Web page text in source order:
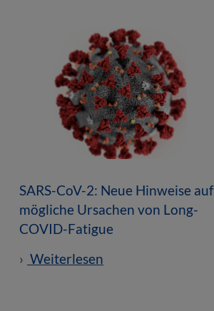
SARS-CoV-2: Neue Hinweise auf
mögliche Ursachen von Long-
COVID-Fatigue
Weiterlesen